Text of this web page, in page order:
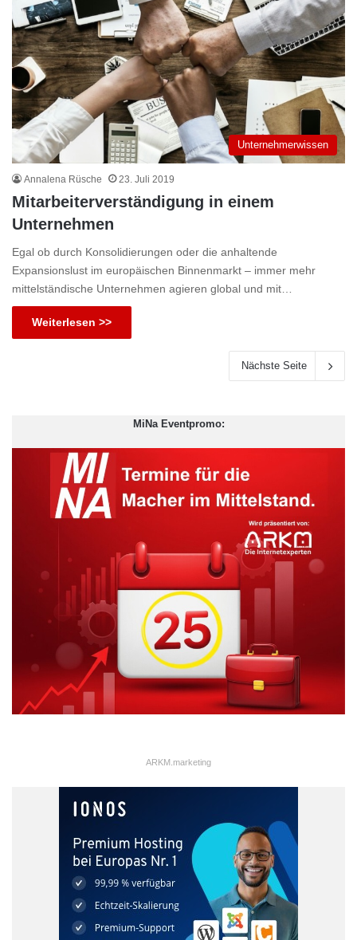
Unternehmerwissen
Annalena Rüsche 23. Juli 2019
Mitarbeiterverständigung in einem
Unternehmen
Egal ob durch Konsolidierungen oder die anhaltende
Expansionslust im europäischen Binnenmarkt – immer mehr
mittelständische Unternehmen agieren global und mit…
Weiterlesen >>
Nächste Seite
MiNa Eventpromo:
ARKM.marketing